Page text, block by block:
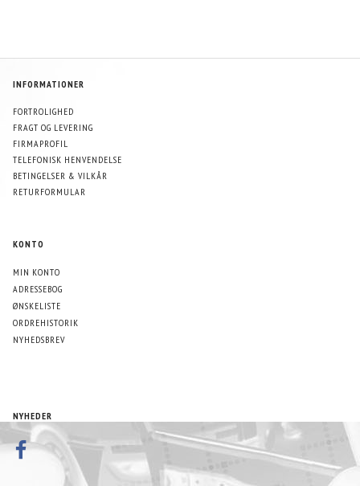
INFORMATIONER
FORTROLIGHED
FRAGT OG LEVERING
FIRMAPROFIL
TELEFONISK HENVENDELSE
BETINGELSER & VILKÅR
RETURFORMULAR
KONTO
MIN KONTO
ADRESSEBOG
ØNSKELISTE
ORDREHISTORIK
NYHEDSBREV
NYHEDER